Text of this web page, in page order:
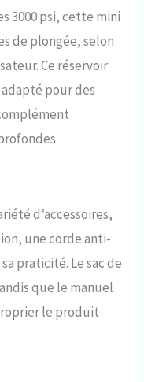
source de gaz de
les plongeurs
(moins de 100
professionnel :
de sortie d'air
le gaz
dans la bouteille
et distribué
de
d'inclinaison
se dégonfle
pour réduire
afin que vous
d'une
de plongée sûre et
et Portable
de 2,2 livres, la
3000 psi, cette mini
de plongée, selon
Ce réservoir
pour des
d’accessoires,
une corde anti-
praticité. Le sac de
que le manuel
le produit